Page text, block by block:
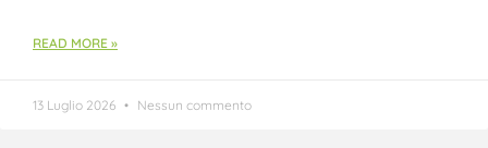
READ MORE »
13 Luglio 2026 Nessun commento